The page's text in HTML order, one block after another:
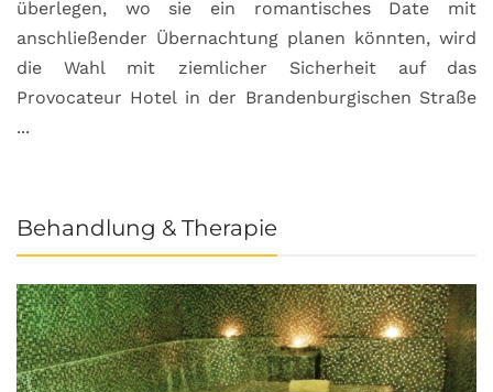
überlegen, wo sie ein romantisches Date mit
anschließender Übernachtung planen könnten, wird
die Wahl mit ziemlicher Sicherheit auf das
Provocateur Hotel in der Brandenburgischen Straße
...
Behandlung & Therapie